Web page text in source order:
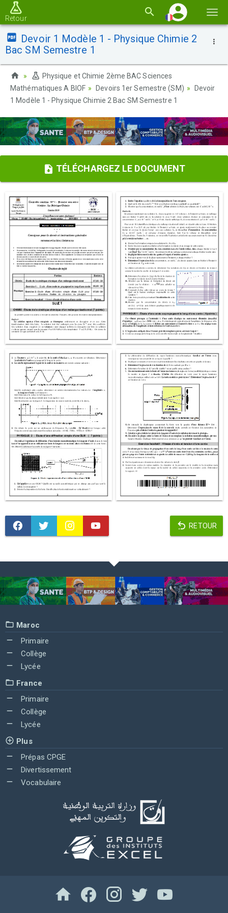
la
Retour
Devoir 1 Modèle 1 - Physique Chimie 2
Bac SM Semestre 1
Physique et Chimie 2ème BAC Sciences
Mathématiques A BIOF
Devoirs 1er Semestre (SM)
Devoir
1 Modèle 1 - Physique Chimie 2 Bac SM Semestre 1
TÉLÉCHARGEZ LE DOCUMENT
RETOUR
Maroc
Primaire
Collège
Lycée
France
Primaire
Collège
Lycée
Plus
Prépas CPGE
Divertissement
Vocabulaire